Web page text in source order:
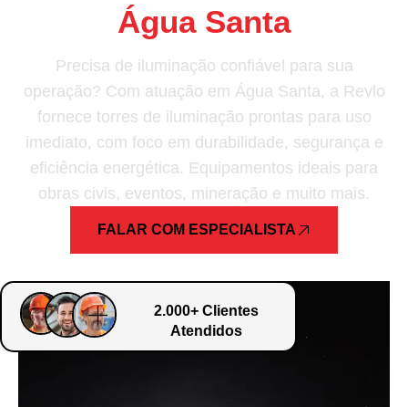
Água Santa
Precisa de iluminação confiável para sua
operação? Com atuação em Água Santa, a Revlo
fornece torres de iluminação prontas para uso
imediato, com foco em durabilidade, segurança e
eficiência energética. Equipamentos ideais para
obras civis, eventos, mineração e muito mais.
FALAR COM ESPECIALISTA
2.000+ Clientes
Atendidos